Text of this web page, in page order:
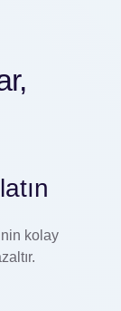
kolay